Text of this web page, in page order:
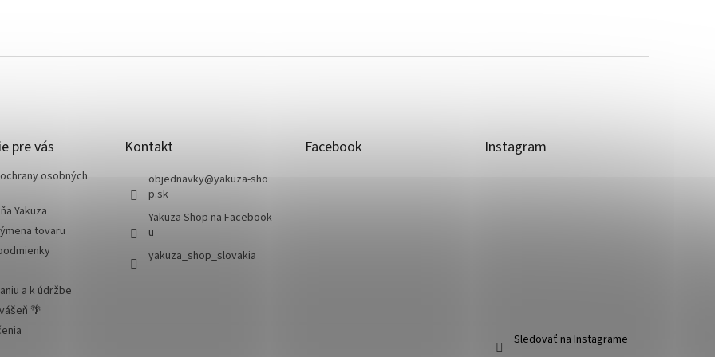
pre vás
osobných
Yakuza
tovaru
a k údržbe
🌴
Kontakt
objednavky@yakuza-sho
p.sk
Yakuza Shop na Facebook
u
yakuza_shop_slovakia
Facebook Instagram
Sledovať na Instagrame